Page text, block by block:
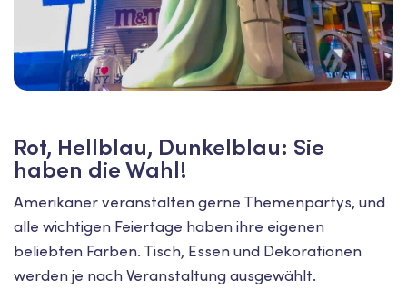
Rot, Hellblau, Dunkelblau: Sie
haben die Wahl!
Amerikaner veranstalten gerne Themenpartys, und
alle wichtigen Feiertage haben ihre eigenen
beliebten Farben. Tisch, Essen und Dekorationen
werden je nach Veranstaltung ausgewählt.